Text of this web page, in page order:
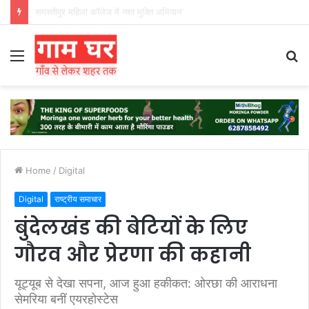
हड़ताली सफाईकर्मियों ने नगर निगम का घेराव किया’
Menu
Home / Digital
Digital राष्ट्रीय समाचार
बुंदेलखंड की बेटियों के लिए
गौरव और प्रेरणा की कहानी
यूट्यूब से देखा सपना, आज हुआ हकीकत: ओरछा की आराधना
सेमरिया बनीं एयरहोस्टेस